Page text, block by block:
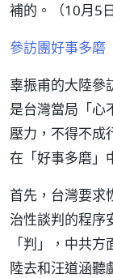
補的。（10月5日
參訪團好事多磨
辜振甫的大陸參
是台灣當局「心
壓力，不得不成
在「好事多磨」
首先，台灣要求
治性談判的程序
「判」，中共
陸去和汪道涵聽